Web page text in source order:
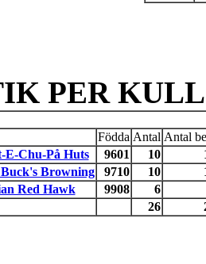
PER
Födda Antal Antal
E-Chu-På Huts
9601 10
Browning
9710 10
Red Hawk
9908
6
26